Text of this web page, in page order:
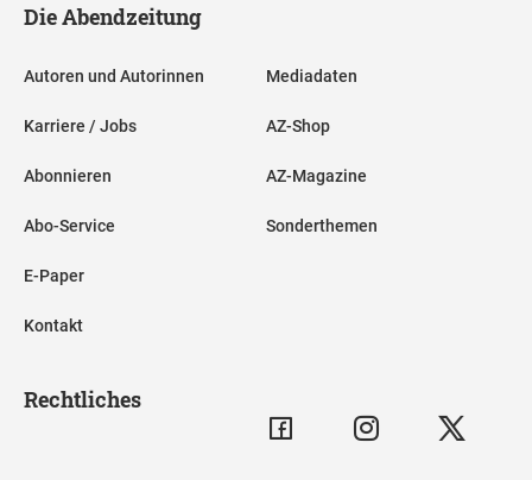
Die Abendzeitung
Autoren und Autorinnen
Karriere / Jobs
Abonnieren
Abo-Service
E-Paper
Kontakt
Mediadaten
AZ-Shop
AZ-Magazine
Sonderthemen
Rechtliches